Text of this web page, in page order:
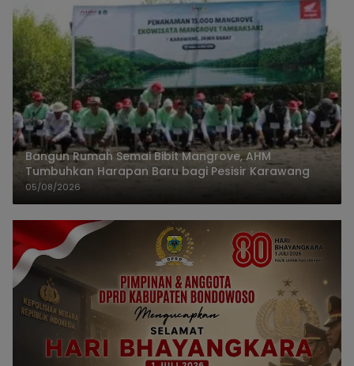
Bangun Rumah Semai Bibit Mangrove, AHM
Tumbuhkan Harapan Baru bagi Pesisir Karawang
05/08/2026